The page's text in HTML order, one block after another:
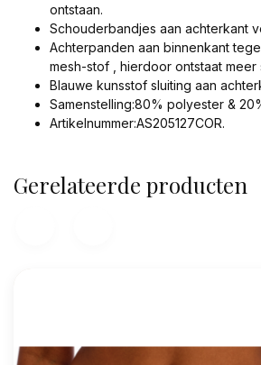
ontstaan.
Schouderbandjes aan achterkant
Achterpanden aan binnenkant
mesh-stof , hierdoor ontstaat meer
Blauwe kunsstof sluiting aan
Samenstelling:80% polyester &
Artikelnummer:AS205127COR.
Gerelateerde producten